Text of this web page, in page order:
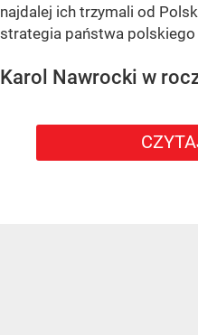
najdalej ich trzymali od
strategia państwa polskiego
Karol Nawrocki w